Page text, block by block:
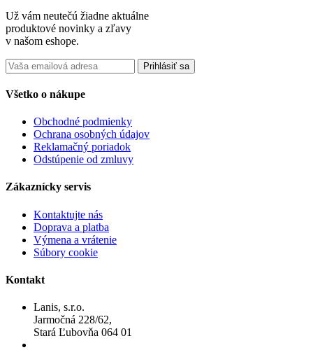
Už vám neutečú žiadne aktuálne
produktové novinky a zľavy
v našom eshope.
Prihlásiť sa
Všetko o nákupe
Obchodné podmienky
Ochrana osobných údajov
Reklamačný poriadok
Odstúpenie od zmluvy
Zákaznícky servis
Kontaktujte nás
Doprava a platba
Výmena a vrátenie
Súbory cookie
Kontakt
Lanis, s.r.o.
Jarmočná 228/62,
Stará Ľubovňa 064 01